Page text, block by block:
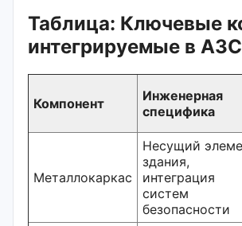
Таблица: Ключевые
интегрируемые в
Компонент
Инженерная
специфика
Металлокаркас
Несущий
здания,
интеграция
систем
безопасности